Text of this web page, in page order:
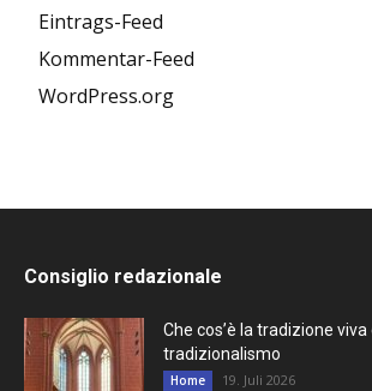
Eintrags-Feed
Kommentar-Feed
WordPress.org
Consiglio redazionale
Che cos’è la tradizione viva
tradizionalismo
Home 19. Juli 2026